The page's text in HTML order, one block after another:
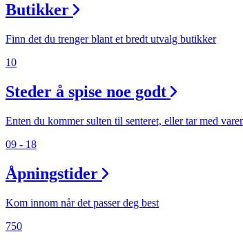
Butikker
Finn det du trenger blant et bredt utvalg butikker
10
Steder å spise noe godt
Enten du kommer sulten til senteret, eller tar med
09 - 18
Åpningstider
Kom innom når det passer deg best
750